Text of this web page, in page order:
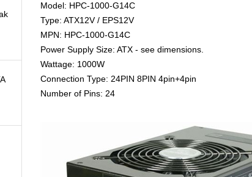
Model: HPC-1000-G14C
Type: ATX12V / EPS12V
MPN: HPC-1000-G14C
Power Supply Size: ATX - see dimensions.
Wattage: 1000W
Connection Type: 24PIN 8PIN 4pin+4pin
Number of Pins: 24